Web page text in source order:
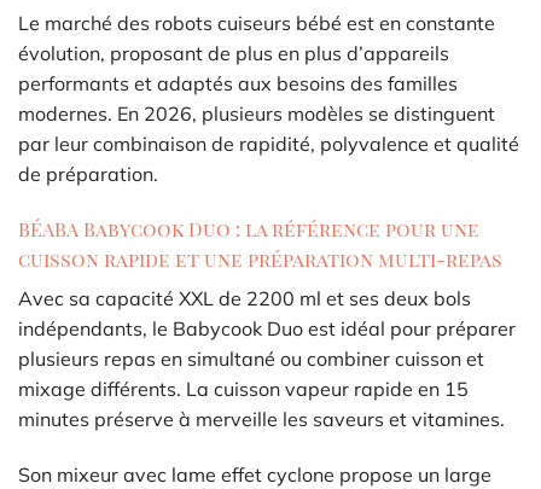
Le marché des robots cuiseurs bébé est en constante
évolution, proposant de plus en plus d’appareils
performants et adaptés aux besoins des familles
modernes. En 2026, plusieurs modèles se distinguent
par leur combinaison de rapidité, polyvalence et qualité
de préparation.
BÉABA Babycook Duo : la référence pour une
cuisson rapide et une préparation multi-repas
Avec sa capacité XXL de 2200 ml et ses deux bols
indépendants, le Babycook Duo est idéal pour préparer
plusieurs repas en simultané ou combiner cuisson et
mixage différents. La cuisson vapeur rapide en 15
minutes préserve à merveille les saveurs et vitamines.
Son mixeur avec lame effet cyclone propose un large